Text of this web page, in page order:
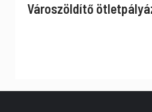
Városzöldítő